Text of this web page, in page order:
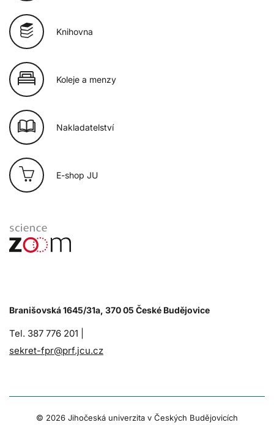
Knihovna
Koleje a menzy
Nakladatelství
E-shop JU
Branišovská 1645/31a, 370 05 České Budějovice
Tel. 387 776 201 |
sekret-fpr@prf.jcu.cz
© 2026 Jihočeská univerzita v Českých Budějovicích